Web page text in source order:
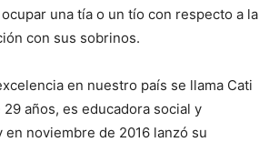
una tía o un tío con respecto a la
con sus sobrinos.
en nuestro país se llama Cati
años, es educadora social y
en noviembre de 2016 lanzó su